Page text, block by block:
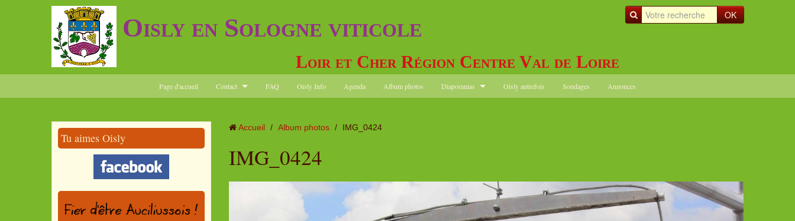
OK
Oisly en Sologne viticole
Loir et Cher Région Centre Val de Loire
Page d'accueil Contact FAQ Oisly Info Agenda Album photos Diaporamas Oisly autrefois Sondages Annonces
Tu aimes Oisly
Accueil / Album photos / IMG_0424
IMG_0424